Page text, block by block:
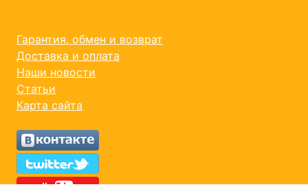
Гарантия, обмен и возврат
Доставка и оплата
Наши новости
Статьи
Карта сайта